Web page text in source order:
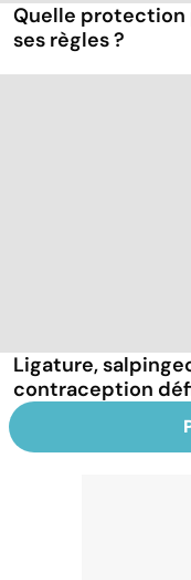
Quelle
ses règles ?
Ligature,
contraception